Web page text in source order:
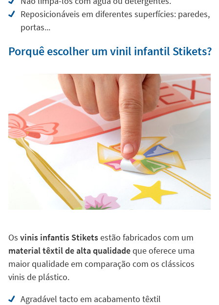
Reposicionáveis em diferentes superfícies: paredes,
portas...
Porquê escolher um vinil infantil Stikets?
Os vinis infantis Stiketsestão fabricados com um
material têxtil de alta qualidadeque oferece uma
maior qualidade em comparação com os clássicos
vinis de plástico.
Agradável tacto em acabamento têxtil